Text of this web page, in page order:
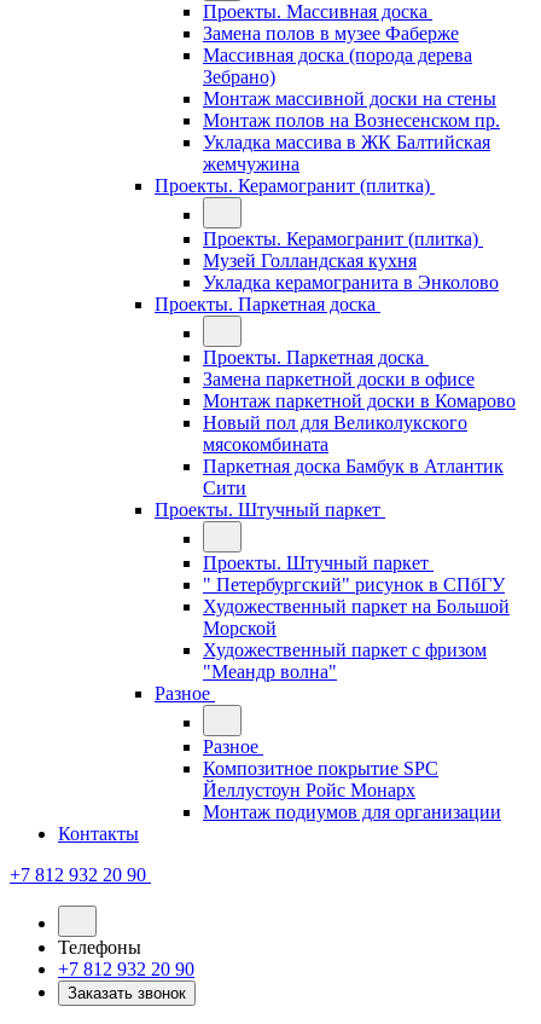
Проекты. Массивная доска
Замена полов в музее Фаберже
Массивная доска (порода дерева
Зебрано)
Монтаж массивной доски на стены
Монтаж полов на Вознесенском пр.
Укладка массива в ЖК Балтийская
жемчужина
Проекты. Керамогранит (плитка)
Проекты. Керамогранит (плитка)
Музей Голландская кухня
Укладка керамогранита в Энколово
Проекты. Паркетная доска
Проекты. Паркетная доска
Замена паркетной доски в офисе
Монтаж паркетной доски в Комарово
Новый пол для Великолукского
мясокомбината
Паркетная доска Бамбук в Атлантик
Сити
Проекты. Штучный паркет
Проекты. Штучный паркет
" Петербургский" рисунок в СПбГУ
Художественный паркет на Большой
Морской
Художественный паркет с фризом
"Меандр волна"
Разное
Разное
Композитное покрытие SPC
Йеллустоун Ройс Монарх
Монтаж подиумов для организации
Контакты
+7 812 932 20 90
Телефоны
+7 812 932 20 90
Заказать звонок